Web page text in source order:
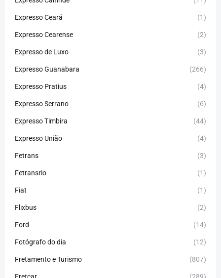
Expresso Ceará (1)
Expresso Cearense (2)
Expresso de Luxo (3)
Expresso Guanabara (266)
Expresso Pratius (4)
Expresso Serrano (6)
Expresso Timbira (44)
Expresso União (4)
Fetrans (3)
Fetransrio (1)
Fiat (1)
Flixbus (2)
Ford (14)
Fotógrafo do dia (12)
Fretamento e Turismo (807)